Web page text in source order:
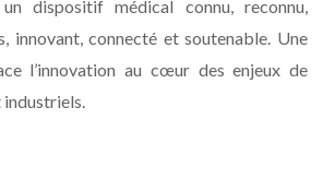
dispositif médical connu, reconnu,
innovant, connecté et soutenable. Une
l’innovation au cœur des enjeux de
industriels.